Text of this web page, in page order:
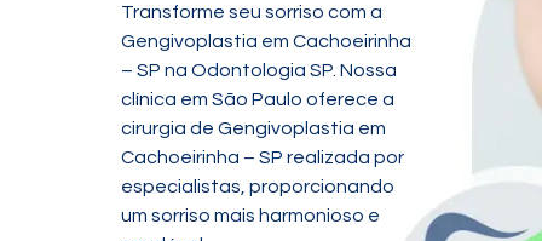
Transforme seu sorriso com a
Gengivoplastia em Cachoeirinha
– SP na Odontologia SP. Nossa
clínica em São Paulo oferece a
cirurgia de Gengivoplastia em
Cachoeirinha – SP realizada por
especialistas, proporcionando
um sorriso mais harmonioso e